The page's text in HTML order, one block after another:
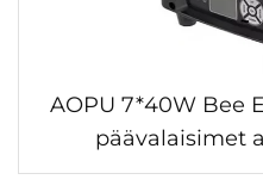
AOPU 7*40W Bee
päävalaisimet